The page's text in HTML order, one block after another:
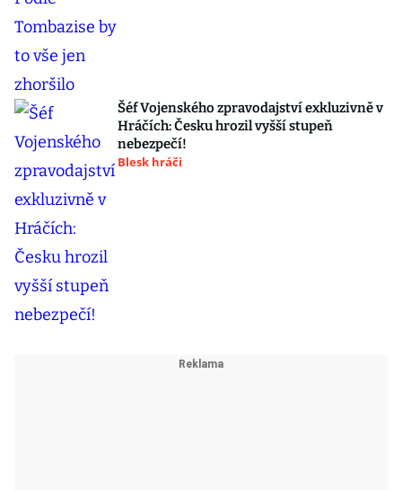
Šéf Vojenského zpravodajství exkluzivně v
Hráčích: Česku hrozil vyšší stupeň
nebezpečí!
Blesk hráči